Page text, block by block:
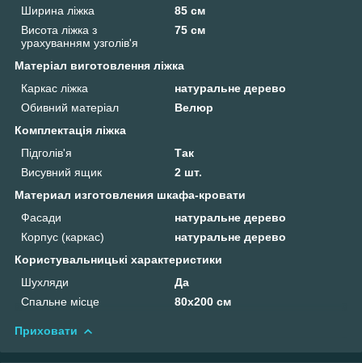
Ширина ліжка
85 см
Висота ліжка з
урахуванням узголів'я
75 см
Матеріал виготовлення ліжка
Каркас ліжка
натуральне дерево
Обивний матеріал
Велюр
Комплектація ліжка
Підголів'я
Так
Висувний ящик
2 шт.
Материал изготовления шкафа-кровати
Фасади
натуральне дерево
Корпус (каркас)
натуральне дерево
Користувальницькі характеристики
Шухляди
Да
Спальне місце
80х200 см
Приховати